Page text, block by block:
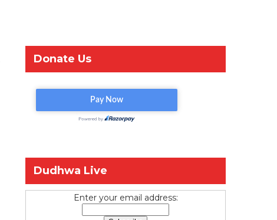
Donate Us
Dudhwa Live
Enter your email address: